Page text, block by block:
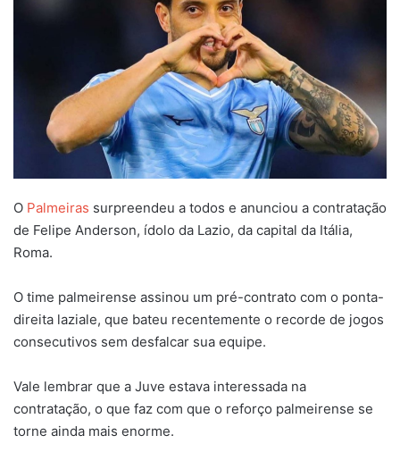
O Palmeiras surpreendeu a todos e anunciou a contratação
de Felipe Anderson, ídolo da Lazio, da capital da Itália,
Roma.
O time palmeirense assinou um pré-contrato com o ponta-
direita laziale, que bateu recentemente o recorde de jogos
consecutivos sem desfalcar sua equipe.
Vale lembrar que a Juve estava interessada na
contratação, o que faz com que o reforço palmeirense se
torne ainda mais enorme.